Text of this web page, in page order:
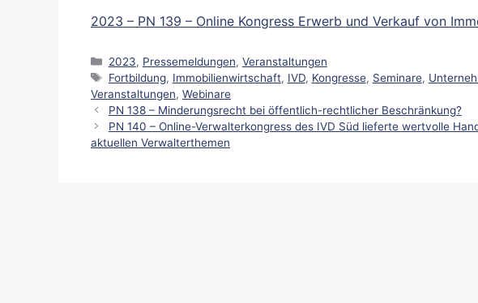
2023 – PN 139 – Online Kongress Erwerb und Verkauf von
Kategorien
2023, Pressemeldungen, Veranstaltungen
Schlagwörter
Fortbildung, Immobilienwirtschaft, IVD, Kongresse, Seminare,
Veranstaltungen, Webinare
PN 138 – Minderungsrecht bei öffentlich-rechtlicher Beschränkung?
PN 140 – Online-Verwalterkongress des IVD Süd lieferte wertvolle
aktuellen Verwalterthemen